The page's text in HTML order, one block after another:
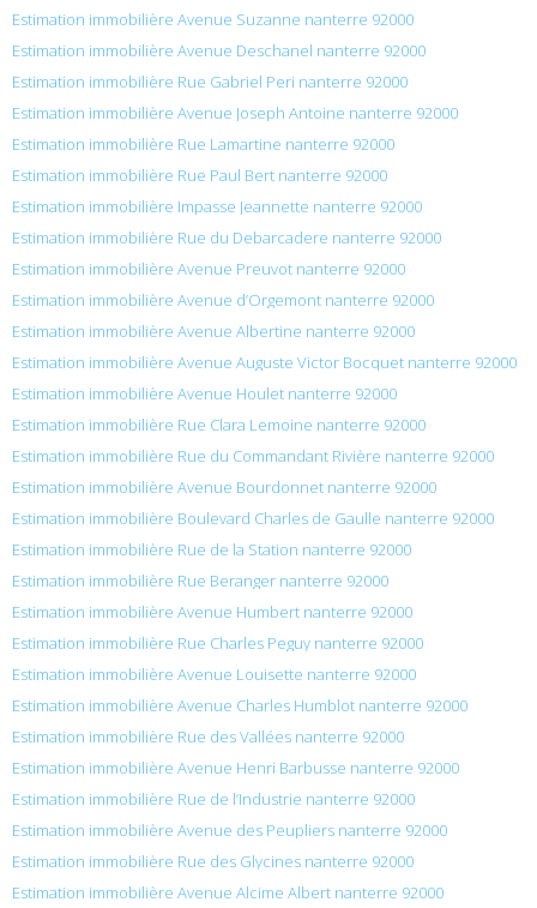
Estimation immobilière Avenue Suzanne nanterre 92000
Estimation immobilière Avenue Deschanel nanterre 92000
Estimation immobilière Rue Gabriel Peri nanterre 92000
Estimation immobilière Avenue Joseph Antoine nanterre 92000
Estimation immobilière Rue Lamartine nanterre 92000
Estimation immobilière Rue Paul Bert nanterre 92000
Estimation immobilière Impasse Jeannette nanterre 92000
Estimation immobilière Rue du Debarcadere nanterre 92000
Estimation immobilière Avenue Preuvot nanterre 92000
Estimation immobilière Avenue d’Orgemont nanterre 92000
Estimation immobilière Avenue Albertine nanterre 92000
Estimation immobilière Avenue Auguste Victor Bocquet nanterre 92000
Estimation immobilière Avenue Houlet nanterre 92000
Estimation immobilière Rue Clara Lemoine nanterre 92000
Estimation immobilière Rue du Commandant Rivière nanterre 92000
Estimation immobilière Avenue Bourdonnet nanterre 92000
Estimation immobilière Boulevard Charles de Gaulle nanterre 92000
Estimation immobilière Rue de la Station nanterre 92000
Estimation immobilière Rue Beranger nanterre 92000
Estimation immobilière Avenue Humbert nanterre 92000
Estimation immobilière Rue Charles Peguy nanterre 92000
Estimation immobilière Avenue Louisette nanterre 92000
Estimation immobilière Avenue Charles Humblot nanterre 92000
Estimation immobilière Rue des Vallées nanterre 92000
Estimation immobilière Avenue Henri Barbusse nanterre 92000
Estimation immobilière Rue de l’Industrie nanterre 92000
Estimation immobilière Avenue des Peupliers nanterre 92000
Estimation immobilière Rue des Glycines nanterre 92000
Estimation immobilière Avenue Alcime Albert nanterre 92000